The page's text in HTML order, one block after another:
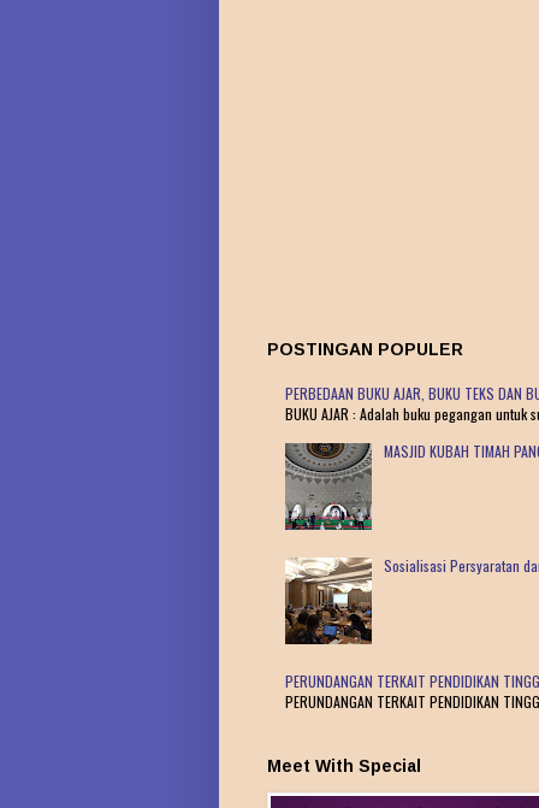
POSTINGAN POPULER
PERBEDAAN BUKU AJAR, BUKU TEKS DAN
BUKU AJAR : Adalah buku pegangan
MASJID KUBAH TIMAH
Sosialisasi Persyaratan
PERUNDANGAN TERKAIT PENDIDIKAN
PERUNDANGAN TERKAIT PENDIDIKAN
Meet With Special